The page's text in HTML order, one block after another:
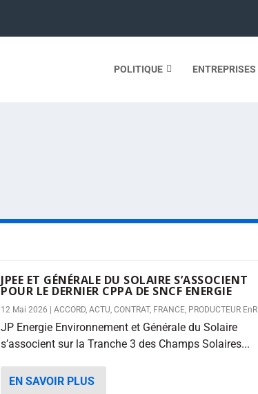
POLITIQUE ENTREPRISES
JPEE ET GÉNÉRALE DU SOLAIRE S’ASSOCIENT
POUR LE DERNIER CPPA DE SNCF ENERGIE
12 Mai 2026 ACCORD, ACTU, CONTRAT, FRANCE, PRODUCTEUR EnR
JP Energie Environnement et Générale du Solaire
s’associent sur la Tranche 3 des Champs Solaires...
EN SAVOIR PLUS